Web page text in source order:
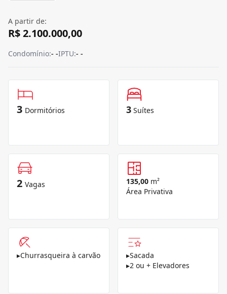
A partir de:
R$ 2.100.000,00
Condomínio:- -IPTU:- -
3 Dormitórios 3 Suítes
2 Vagas 135,00 m²
Área Privativa
▸Churrasqueira à carvão ▸Sacada
▸2 ou + Elevadores